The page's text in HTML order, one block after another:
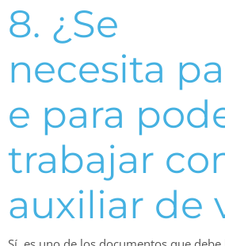
8. ¿Se
necesita
e para
trabajar
auxiliar de